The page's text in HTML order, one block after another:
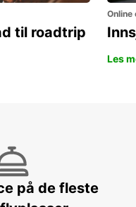
til roadtrip
Online
Les
på de fleste